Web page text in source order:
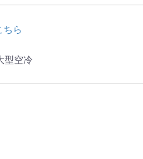
ちら
型空冷